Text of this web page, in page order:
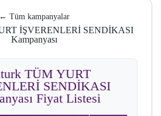
← Tüm kampanyalar
İŞVERENLERİ SENDİKASI
Kampanyası
TÜM YURT
SENDİKASI
Fiyat Listesi